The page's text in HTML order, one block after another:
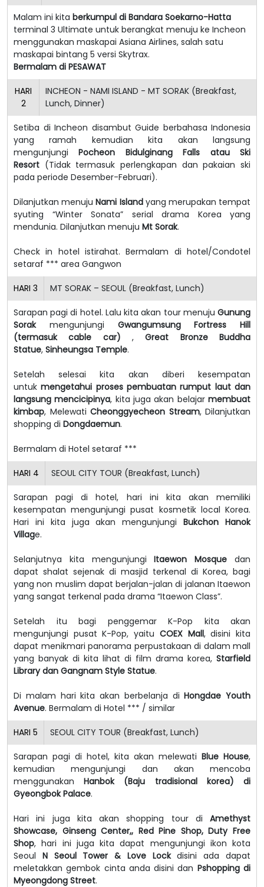
Malam ini kita berkumpul di Bandara Soekarno-Hatta
terminal 3 Ultimate untuk berangkat menuju ke Incheon
menggunakan maskapai Asiana Airlines, salah satu
maskapai bintang 5 versi Skytrax.
Bermalam di PESAWAT
HARI
2
INCHEON - NAMI ISLAND - MT SORAK (Breakfast,
Lunch, Dinner)
Setiba di Incheon disambut Guide berbahasa Indonesia
yang ramah kemudian kita akan langsung
mengunjungiPocheon Bidulginang Falls atau Ski
Resort (Tidak termasuk perlengkapan dan pakaian ski
pada periode Desember-Februari).
Dilanjutkan menujuNami Islandyang merupakan tempat
syuting “Winter Sonata” serial drama Korea yang
mendunia. Dilanjutkan menuju Mt Sorak.
Check in hotel istirahat. Bermalam di hotel/Condotel
setaraf *** area Gangwon
HARI 3 MT SORAK – SEOUL (Breakfast, Lunch)
Sarapan pagi di hotel. Lalu kita akan tour menuju Gunung
Sorakmengunjungi Gwangumsung Fortress Hill
(termasuk cable car) ,Great Bronze Buddha
Statue, Sinheungsa Temple.
Setelah selesai kita akan diberi kesempatan
untukmengetahui proses pembuatan rumput laut dan
langsung mencicipinya, kita juga akan belajarmembuat
kimbap, Melewati Cheonggyecheon Stream, Dilanjutkan
shopping di Dongdaemun.
Bermalam di Hotel setaraf ***
HARI 4 SEOUL CITY TOUR (Breakfast, Lunch)
Sarapan pagi di hotel, hari ini kita akan memiliki
kesempatan mengunjungi pusat kosmetik local Korea.
Hari ini kita juga akan mengunjungiBukchon Hanok
Village.
Selanjutnya kita mengunjungiItaewon Mosque dan
dapat shalat sejenak di masjid terkenal di Korea, bagi
yang non muslim dapat berjalan-jalan di jalanan Itaewon
yang sangat terkenal pada drama “Itaewon Class”.
Setelah itu bagi penggemar K-Pop kita akan
mengunjungi pusat K-Pop, yaitu COEX Mall, disini kita
dapat menikmari panorama perpustakaan di dalam mall
yang banyak di kita lihat di film drama korea, Starfield
Library dan Gangnam Style Statue.
Di malam hari kita akan berbelanja diHongdae Youth
Avenue. Bermalam di Hotel *** / similar
HARI 5 SEOUL CITY TOUR (Breakfast, Lunch)
Sarapan pagi di hotel, kita akan melewati Blue House,
kemudian mengunjungi dan akan mencoba
menggunakanHanbok (Baju tradisional korea) di
Gyeongbok Palace.
Hari ini juga kita akan shopping tour di Amethyst
Showcase, Ginseng Center,, Red Pine Shop, Duty Free
Shop, hari ini juga kita dapat mengunjungi ikon kota
Seoul N Seoul Tower & Love Lockdisini ada dapat
meletakkan gembok cinta anda disini dan Pshopping di
Myeongdong Street.